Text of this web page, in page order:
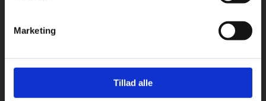
Marketing
Tillad alle
Kontakt kundeservice